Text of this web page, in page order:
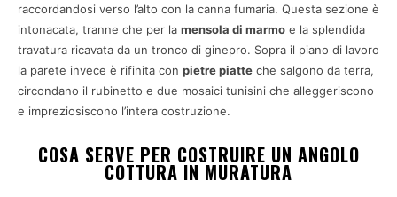
raccordandosi verso l’alto con la canna fumaria. Questa sezione è
intonacata, tranne che per la mensola di marmo e la splendida
travatura ricavata da un tronco di ginepro. Sopra il piano di lavoro
la parete invece è rifinita con pietre piatte che salgono da terra,
circondano il rubinetto e due mosaici tunisini che alleggeriscono
e impreziosiscono l’intera costruzione.
COSA SERVE PER COSTRUIRE UN ANGOLO
COTTURA IN MURATURA